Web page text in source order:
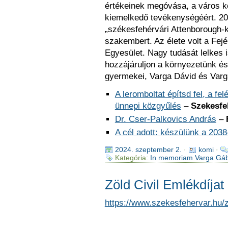
értékeinek megóvása, a város
kiemelkedő tevékenységéért.
„székesfehérvári
szakembert. Az élete volt a
Egyesület. Nagy tudását lelkes
hozzájáruljon a környezetünk
gyermekei, Varga Dávid és
A leromboltat építsd fel, a
ünnepi közgyűlés –
Dr. Cser-Palkovics András –
A cél adott: készülünk a
2024. szeptember 2. · komi·
Kategória: In memoriam Varga
Zöld Civil Emlékdíjat
https://